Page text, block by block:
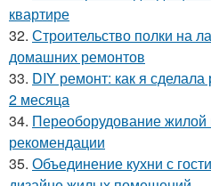
квартире
32. Строительство полки на
домашних ремонтов
33. DIY ремонт: как я
2 месяца
34. Переоборудование
рекомендации
35. Объединение кухни с